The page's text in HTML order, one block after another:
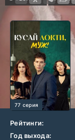
77 серия
Рейтинги:
Год выхода: